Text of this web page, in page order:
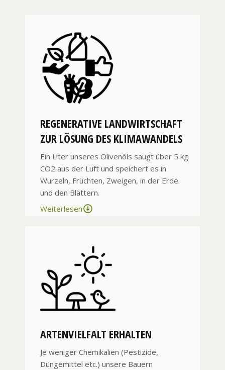
REGENERATIVE LANDWIRTSCHAFT
ZUR LÖSUNG DES KLIMAWANDELS
Ein Liter unseres Olivenöls saugt über 5 kg
CO2 aus der Luft und speichert es in
Wurzeln, Früchten, Zweigen, in der Erde
und den Blättern.
Weiterlesen
ARTENVIELFALT ERHALTEN
Je weniger Chemikalien (Pestizide,
Düngemittel etc.) unsere Bauern